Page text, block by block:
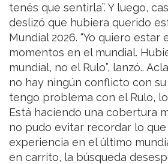
tenés que sentirla”. Y luego,
deslizó que hubiera querido
Mundial 2026. “Yo quiero estar
momentos en el mundial.
mundial, no el Rulo”, lanzó..
no hay ningún conflicto con su
tengo problema con el Rulo,
Está haciendo una cobertura
no pudo evitar recordar lo
experiencia en el último
en carrito, la búsqueda